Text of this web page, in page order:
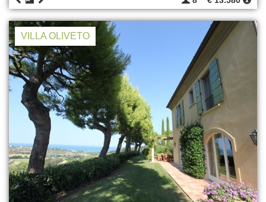
VILLA OLIVETO